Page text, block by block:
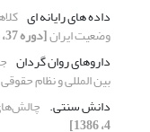
داده های رایانه ای
وضعیت ایران[دوره 37، شماره 2، 1386]
داروهای روان گردان
بین المللی و نظام
دانش سنتی.
4، 1386]